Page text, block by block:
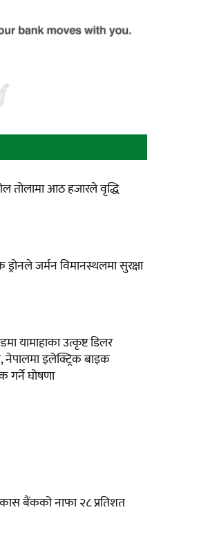
तोलामा आठ हजारले वृद्धि
जर्मन विमानस्थलमा सुरक्षा
यामाहाका उत्कृष्ट डिलर
नेपालमा इलेक्ट्रिक बाइक
गर्ने घोषणा
बैंकको नाफा २८ प्रतिशत